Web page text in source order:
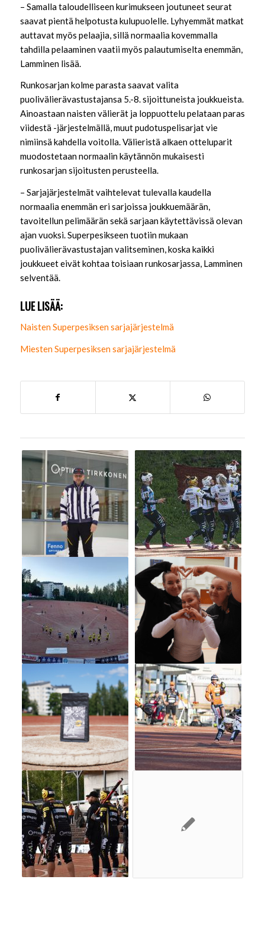
– Samalla taloudelliseen kurimukseen joutuneet seurat
saavat pientä helpotusta kulupuolelle. Lyhyemmät matkat
auttavat myös pelaajia, sillä normaalia kovemmalla
tahdilla pelaaminen vaatii myös palautumiselta enemmän,
Lamminen lisää.
Runkosarjan kolme parasta saavat valita
puolivälierävastustajansa 5.-8. sijoittuneista joukkueista.
Ainoastaan naisten välierät ja loppuottelu pelataan paras
viidestä -järjestelmällä, muut pudotuspelisarjat vie
nimiinsä kahdella voitolla. Välieristä alkaen otteluparit
muodostetaan normaalin käytännön mukaisesti
runkosarjan sijoitusten perusteella.
– Sarjajärjestelmät vaihtelevat tulevalla kaudella
normaalia enemmän eri sarjoissa joukkuemäärän,
tavoitellun pelimäärän sekä sarjaan käytettävissä olevan
ajan vuoksi. Superpesikseen tuotiin mukaan
puolivälierävastustajan valitseminen, koska kaikki
joukkueet eivät kohtaa toisiaan runkosarjassa, Lamminen
selventää.
LUE LISÄÄ:
Naisten Superpesiksen sarjajärjestelmä
Miesten Superpesiksen sarjajärjestelmä